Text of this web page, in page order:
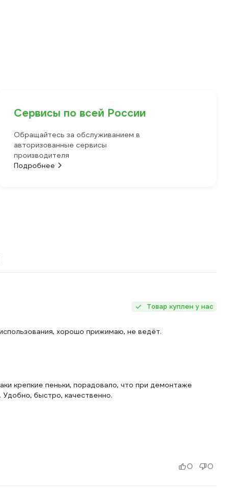
Сервисы по всей России
Обращайтесь за обслуживанием в
авторизованные сервисы
производителя
Подробнее
Товар куплен у нас
хорошо прижимаю, не ведёт.
крепкие пеньки, порадовало, что при демонтаже
Удобно, быстро, качественно.
0 0